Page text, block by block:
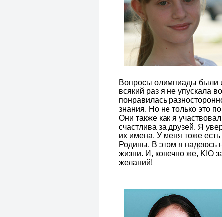
Вопросы олимпиады были
всякий раз я не упускала
понравилась
знания. Но не только это
Они также как я
счастлива за друзей. Я
их имена. У меня тоже
Родины. В этом я надеюсь
жизни. И, конечно же, KIO
желаний!